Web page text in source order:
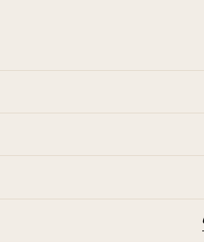
است که در راستای معرفی
اکبر! (خدا بزرگ ترین است!) این دو
طویل پیامبرانِ برگزیده خدا برای